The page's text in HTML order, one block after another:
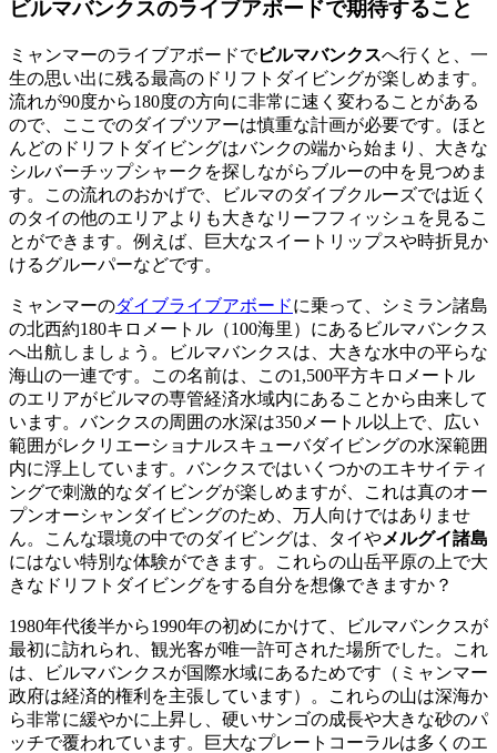
ビルマバンクスのライブアボードで期待すること
ミャンマーのライブアボードでビルマバンクスへ行くと、一
生の思い出に残る最高のドリフトダイビングが楽しめます。
流れが90度から180度の方向に非常に速く変わることがある
ので、ここでのダイブツアーは慎重な計画が必要です。ほと
んどのドリフトダイビングはバンクの端から始まり、大きな
シルバーチップシャークを探しながらブルーの中を見つめま
す。この流れのおかげで、ビルマのダイブクルーズでは近く
のタイの他のエリアよりも大きなリーフフィッシュを見るこ
とができます。例えば、巨大なスイートリップスや時折見か
けるグルーパーなどです。
ミャンマーのダイブライブアボードに乗って、シミラン諸島
の北西約180キロメートル（100海里）にあるビルマバンクス
へ出航しましょう。ビルマバンクスは、大きな水中の平らな
海山の一連です。この名前は、この1,500平方キロメートル
のエリアがビルマの専管経済水域内にあることから由来して
います。バンクスの周囲の水深は350メートル以上で、広い
範囲がレクリエーショナルスキューバダイビングの水深範囲
内に浮上しています。バンクスではいくつかのエキサイティ
ングで刺激的なダイビングが楽しめますが、これは真のオー
プンオーシャンダイビングのため、万人向けではありませ
ん。こんな環境の中でのダイビングは、タイやメルグイ諸島
にはない特別な体験ができます。これらの山岳平原の上で大
きなドリフトダイビングをする自分を想像できますか？
1980年代後半から1990年の初めにかけて、ビルマバンクスが
最初に訪れられ、観光客が唯一許可された場所でした。これ
は、ビルマバンクスが国際水域にあるためです（ミャンマー
政府は経済的権利を主張しています）。これらの山は深海か
ら非常に緩やかに上昇し、硬いサンゴの成長や大きな砂のパ
ッチで覆われています。巨大なプレートコーラルは多くのエ